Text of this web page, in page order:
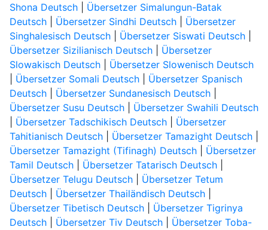
Shona Deutsch| Übersetzer Simalungun-Batak
Deutsch| Übersetzer Sindhi Deutsch| Übersetzer
Singhalesisch Deutsch| Übersetzer Siswati Deutsch|
Übersetzer Sizilianisch Deutsch| Übersetzer
Slowakisch Deutsch| Übersetzer Slowenisch Deutsch
Übersetzer Somali Deutsch| Übersetzer Spanisch
Deutsch| Übersetzer Sundanesisch Deutsch|
Übersetzer Susu Deutsch| Übersetzer Swahili Deutsch
Übersetzer Tadschikisch Deutsch| Übersetzer
Tahitianisch Deutsch| Übersetzer Tamazight Deutsch|
Übersetzer Tamazight (Tifinagh) Deutsch| Übersetzer
Tamil Deutsch| Übersetzer Tatarisch Deutsch|
Übersetzer Telugu Deutsch| Übersetzer Tetum
Deutsch| Übersetzer Thailändisch Deutsch|
Übersetzer Tibetisch Deutsch| Übersetzer Tigrinya
Deutsch| Übersetzer Tiv Deutsch| Übersetzer Toba-